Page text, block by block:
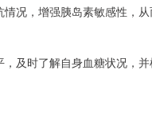
况，增强胰岛素敏感性，
及时了解自身血糖状况，